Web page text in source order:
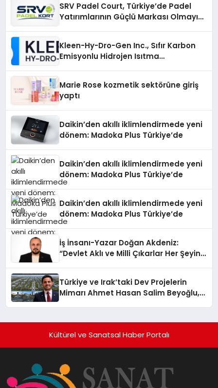
SRV Padel Court, Türkiye’de Padel
Yatırımlarının Güçlü Markası Olmayı
Kleen-Hy-Dro-Gen Inc., Sıfır Karbon
Emisyonlu Hidrojen Isıtma
Marie Rose kozmetik sektörüne giriş
yaptı
Daikin’den akıllı iklimlendirmede yeni
dönem: Madoka Plus Türkiye’de
Daikin’den akıllı iklimlendirmede yeni
dönem: Madoka Plus Türkiye’de
Daikin’den akıllı iklimlendirmede yeni
dönem: Madoka Plus Türkiye’de
İş İnsanı-Yazar Doğan Akdeniz:
“Devlet Aklı ve Milli Çıkarlar Her Şeyin
Türkiye ve Irak’taki Dev Projelerin
Mimarı Ahmet Hasan Salim Beyoğlu,
Hayata Geçirecek
Kültürel ve Sanatsal Haber Portalı